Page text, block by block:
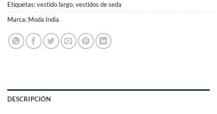
Etiquetas:vestido largo,vestidos de seda
Marca: Moda India
DESCRIPCIÓN